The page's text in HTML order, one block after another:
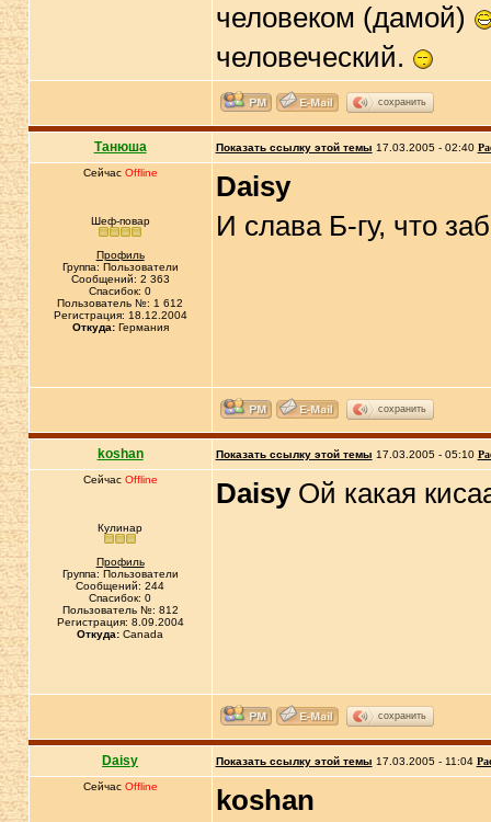
человеком (дамой)
человеческий.
сохранить
Танюша Показать ссылку этой темы 17.03.2005 - 02:40
Сейчас Offline
Шеф-повар
Профиль
Группа: Пользователи
Сообщений: 2 363
Спасибок: 0
Пользователь №: 1 612
Регистрация: 18.12.2004
Откуда:Германия
Daisy
И слава Б-гу, что
сохранить
koshan Показать ссылку этой темы 17.03.2005 - 05:10
Сейчас Offline
Кулинар
Профиль
Группа: Пользователи
Сообщений: 244
Спасибок: 0
Пользователь №: 812
Регистрация: 8.09.2004
Откуда: Canada
DaisyОй какая
сохранить
Daisy Показать ссылку этой темы 17.03.2005 - 11:04
Сейчас Offline
koshan